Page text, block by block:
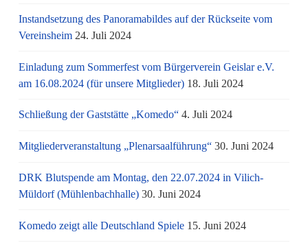
Instandsetzung des Panoramabildes auf der Rückseite vom
Vereinsheim 24. Juli 2024
Einladung zum Sommerfest vom Bürgerverein Geislar e.V.
am 16.08.2024 (für unsere Mitglieder) 18. Juli 2024
Schließung der Gaststätte „Komedo“ 4. Juli 2024
Mitgliederveranstaltung „Plenarsaalführung“ 30. Juni 2024
DRK Blutspende am Montag, den 22.07.2024 in Vilich-
Müldorf (Mühlenbachhalle) 30. Juni 2024
Komedo zeigt alle Deutschland Spiele 15. Juni 2024